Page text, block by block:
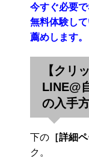
今すぐ必要で
無料体験し
薦めします。
【クリ
LINE@
の入手
下の ［詳細
ク。